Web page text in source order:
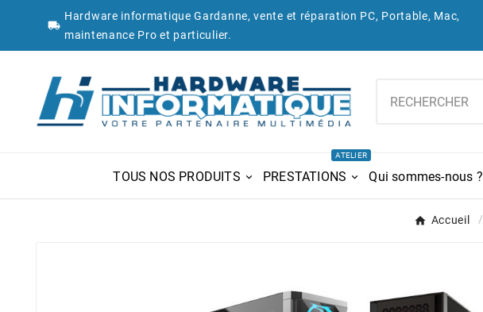

Hardware informatique Gardanne, vente et réparation PC, Portable, Mac,
maintenance Pro et particulier.
TOUS NOS PRODUITS PRESTATIONS
ATELIER
Qui sommes-nous ?
Accueil